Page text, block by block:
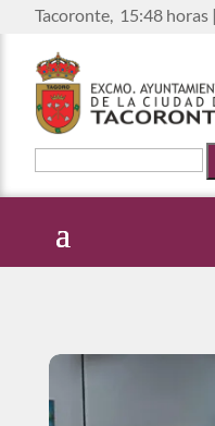
Tacoronte, 15:48 horas |